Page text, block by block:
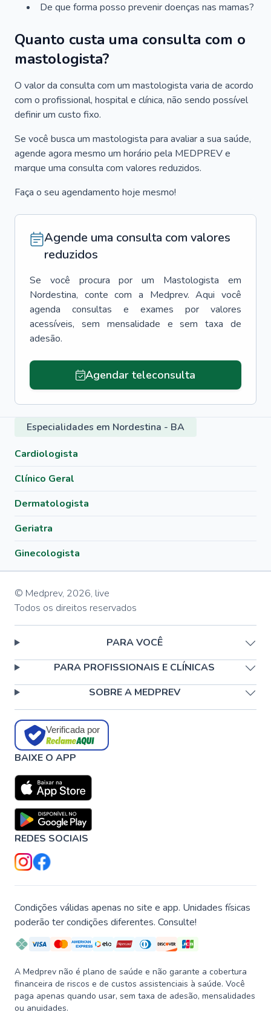
De que forma posso prevenir doenças nas mamas?
Quanto custa uma consulta com o
mastologista?
O valor da consulta com um mastologista varia de acordo
com o profissional, hospital e clínica, não sendo possível
definir um custo fixo.
Se você busca um mastologista para avaliar a sua saúde,
agende agora mesmo um horário pela MEDPREV e
marque uma consulta com valores reduzidos.
Faça o seu agendamento hoje mesmo!
Agende uma consulta com valores
reduzidos
Se você procura por um Mastologista
em
Nordestina, conte com a Medprev. Aqui você
agenda consultas e exames por valores
acessíveis, sem mensalidade e sem taxa de
adesão.
Agendar teleconsulta
Especialidades em Nordestina - BA
Cardiologista
Clínico Geral
Dermatologista
Geriatra
Ginecologista
© Medprev, 2026, live
Todos os direitos reservados
PARA VOCÊ
PARA PROFISSIONAIS E CLÍNICAS
SOBRE A MEDPREV
Verificada por
BAIXE O APP
REDES SOCIAIS
Condições válidas apenas no site e app. Unidades físicas
poderão ter condições diferentes. Consulte!
A Medprev não é plano de saúde e não garante a cobertura
financeira de riscos e de custos assistenciais à saúde. Você
paga apenas quando usar, sem taxa de adesão, mensalidades
ou anuidades.